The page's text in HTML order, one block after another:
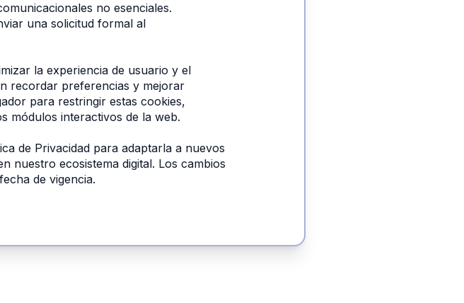
no esenciales.
una solicitud formal al
la experiencia de usuario y el
recordar preferencias y mejorar
para restringir estas cookies,
módulos interactivos de la web.
de Privacidad para adaptarla a nuevos
nuestro ecosistema digital. Los cambios
de vigencia.